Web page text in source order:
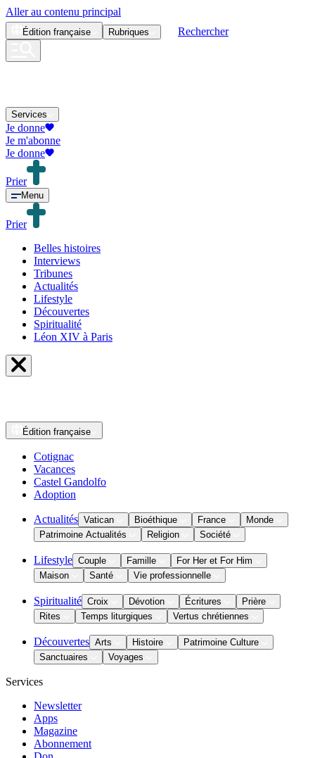
Aller au contenu principal
Édition française Rubriques Rechercher
Services
Je donne
Je m'abonne
Je donne
Prier
Menu
Prier
Belles histoires
Interviews
Tribunes
Actualités
Lifestyle
Découvertes
Spiritualité
Léon XIV à Paris
Édition française
Cotignac
Vacances
Castel Gandolfo
Adoption
Actualités Vatican Bioéthique France
Monde
Patrimoine Actualités
Religion Société
Lifestyle Couple Famille
For Her et For Him
Maison
Santé Vie professionnelle
Spiritualité Croix Dévotion Écritures
Prière
Rites
Temps liturgiques Vertus chrétiennes
Découvertes Arts Histoire
Patrimoine Culture
Sanctuaires
Voyages
Services
Newsletter
Apps
Magazine
Abonnement